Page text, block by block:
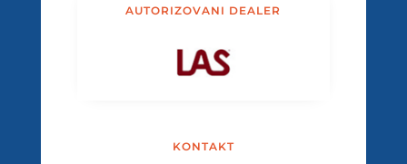
AUTORIZOVANI DEALER
KONTAKT